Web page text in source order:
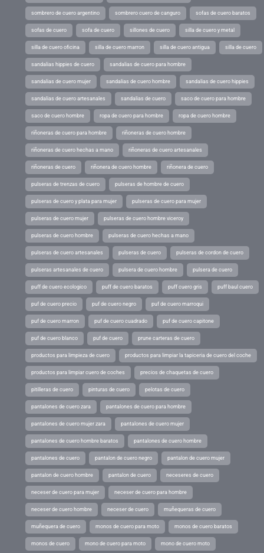
sombrero de cuero argentino sombrero cuero de canguro sofas de cuero baratos
sofas de cuero sofa de cuero sillones de cuero silla de cuero y metal
silla de cuero oficina silla de cuero marron silla de cuero antigua silla de cuero
sandalias hippies de cuero sandalias de cuero para hombre
sandalias de cuero mujer sandalias de cuero hombre sandalias de cuero hippies
sandalias de cuero artesanales sandalias de cuero saco de cuero para hombre
saco de cuero hombre ropa de cuero para hombre ropa de cuero hombre
riñoneras de cuero para hombre riñoneras de cuero hombre
riñoneras de cuero hechas a mano riñoneras de cuero artesanales
riñoneras de cuero riñonera de cuero hombre riñonera de cuero
pulseras de trenzas de cuero pulseras de hombre de cuero
pulseras de cuero y plata para mujer pulseras de cuero para mujer
pulseras de cuero mujer pulseras de cuero hombre viceroy
pulseras de cuero hombre pulseras de cuero hechas a mano
pulseras de cuero artesanales pulseras de cuero pulseras de cordon de cuero
pulseras artesanales de cuero pulsera de cuero hombre pulsera de cuero
puff de cuero ecologico puff de cuero baratos puff cuero gris puff baul cuero
puf de cuero precio puf de cuero negro puf de cuero marroqui
puf de cuero marron puf de cuero cuadrado puf de cuero capitone
puf de cuero blanco puf de cuero prune carteras de cuero
productos para limpieza de cuero productos para limpiar la tapiceria de cuero del coche
productos para limpiar cuero de coches precios de chaquetas de cuero
pitilleras de cuero pinturas de cuero pelotas de cuero
pantalones de cuero zara pantalones de cuero para hombre
pantalones de cuero mujer zara pantalones de cuero mujer
pantalones de cuero hombre baratos pantalones de cuero hombre
pantalones de cuero pantalon de cuero negro pantalon de cuero mujer
pantalon de cuero hombre pantalon de cuero neceseres de cuero
neceser de cuero para mujer neceser de cuero para hombre
neceser de cuero hombre neceser de cuero muñequeras de cuero
muñequera de cuero monos de cuero para moto monos de cuero baratos
monos de cuero mono de cuero para moto mono de cuero moto